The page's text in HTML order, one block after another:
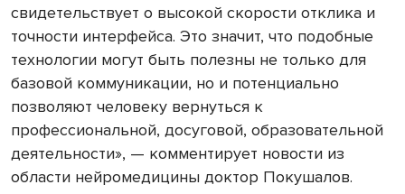
свидетельствует о высокой скорости отклика и
точности интерфейса. Это значит, что подобные
технологии могут быть полезны не только для
базовой коммуникации, но и потенциально
позволяют человеку вернуться к
профессиональной, досуговой, образовательной
деятельности», — комментирует новости из
области нейромедицины доктор Покушалов.